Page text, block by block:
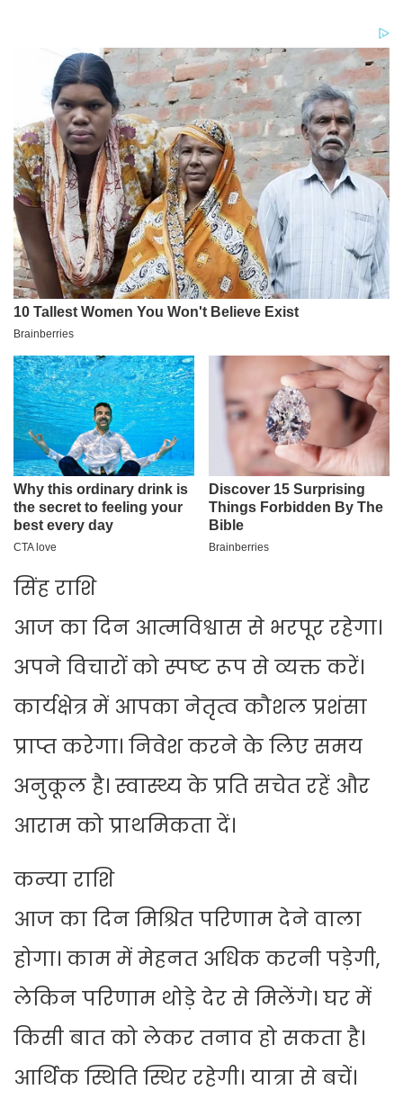
सिंह राशि
आज का दिन आत्मविश्वास से भरपूर रहेगा।
अपने विचारों को स्पष्ट रूप से व्यक्त करें।
कार्यक्षेत्र में आपका नेतृत्व कौशल प्रशंसा
प्राप्त करेगा। निवेश करने के लिए समय
अनुकूल है। स्वास्थ्य के प्रति सचेत रहें और
आराम को प्राथमिकता दें।
कन्या राशि
आज का दिन मिश्रित परिणाम देने वाला
होगा। काम में मेहनत अधिक करनी पड़ेगी,
लेकिन परिणाम थोड़े देर से मिलेंगे। घर में
किसी बात को लेकर तनाव हो सकता है।
आर्थिक स्थिति स्थिर रहेगी। यात्रा से बचें।